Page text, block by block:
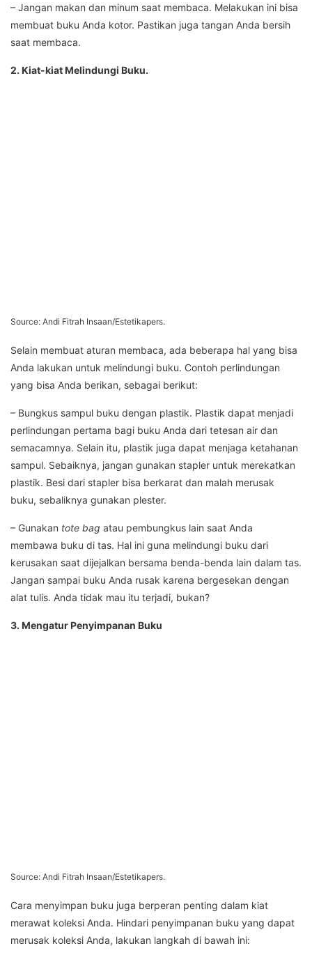
– Jangan makan dan minum saat membaca. Melakukan ini bisa
membuat buku Anda kotor. Pastikan juga tangan Anda bersih
saat membaca.
2. Kiat-kiat Melindungi Buku.
Source: Andi Fitrah Insaan/Estetikapers.
Selain membuat aturan membaca, ada beberapa hal yang bisa
Anda lakukan untuk melindungi buku. Contoh perlindungan
yang bisa Anda berikan, sebagai berikut:
– Bungkus sampul buku dengan plastik. Plastik dapat menjadi
perlindungan pertama bagi buku Anda dari tetesan air dan
semacamnya. Selain itu, plastik juga dapat menjaga ketahanan
sampul. Sebaiknya, jangan gunakan stapler untuk merekatkan
plastik. Besi dari stapler bisa berkarat dan malah merusak
buku, sebaliknya gunakan plester.
– Gunakan tote bag atau pembungkus lain saat Anda
membawa buku di tas. Hal ini guna melindungi buku dari
kerusakan saat dijejalkan bersama benda-benda lain dalam tas.
Jangan sampai buku Anda rusak karena bergesekan dengan
alat tulis. Anda tidak mau itu terjadi, bukan?
3. Mengatur Penyimpanan Buku
Source: Andi Fitrah Insaan/Estetikapers.
Cara menyimpan buku juga berperan penting dalam kiat
merawat koleksi Anda. Hindari penyimpanan buku yang dapat
merusak koleksi Anda, lakukan langkah di bawah ini: